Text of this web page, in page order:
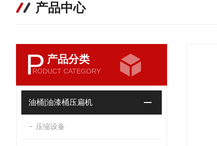
产品中心
P 产品分类
RODUCT CATEGORY
油桶|油漆桶压扁机
压缩设备